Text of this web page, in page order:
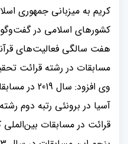
کریم به میزبانی جمهوری
کشورهای اسلامی در گفت‌وگو
هفت سالگی فعالیت‌های
مسابقات در رشته قرائت
وی افزود:
آسیا در برونئی رتبه دوم